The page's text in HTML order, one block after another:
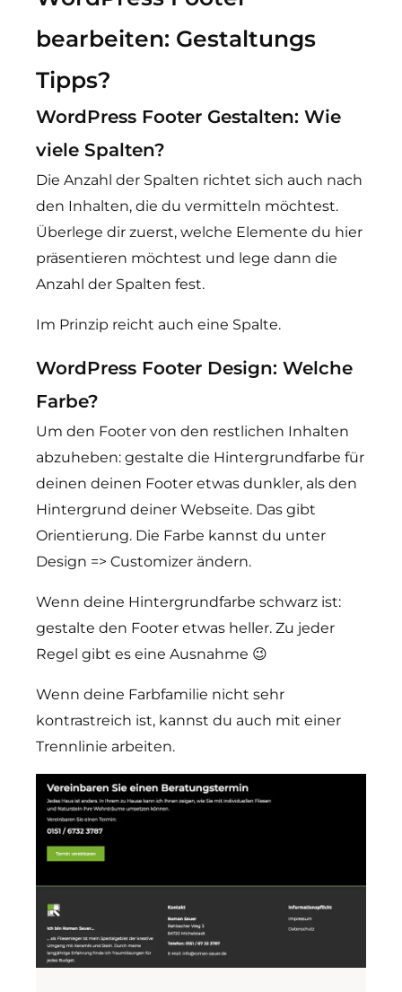
bearbeiten: Gestaltungs
Tipps?
WordPress Footer Gestalten: Wie
viele Spalten?
Die Anzahl der Spalten richtet sich auch nach
den Inhalten, die du vermitteln möchtest.
Überlege dir zuerst, welche Elemente du hier
präsentieren möchtest und lege dann die
Anzahl der Spalten fest.
Im Prinzip reicht auch eine Spalte.
WordPress Footer Design: Welche
Farbe?
Um den Footer von den restlichen Inhalten
abzuheben: gestalte die Hintergrundfarbe für
deinen deinen Footer etwas dunkler, als den
Hintergrund deiner Webseite. Das gibt
Orientierung. Die Farbe kannst du unter
Design => Customizer ändern.
Wenn deine Hintergrundfarbe schwarz ist:
gestalte den Footer etwas heller. Zu jeder
Regel gibt es eine Ausnahme 😉
Wenn deine Farbfamilie nicht sehr
kontrastreich ist, kannst du auch mit einer
Trennlinie arbeiten.